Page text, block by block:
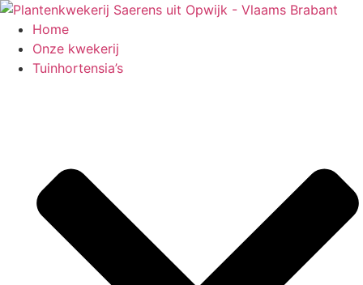
Spring
naar
inhoud
Home
Onze kwekerij
Tuinhortensia’s